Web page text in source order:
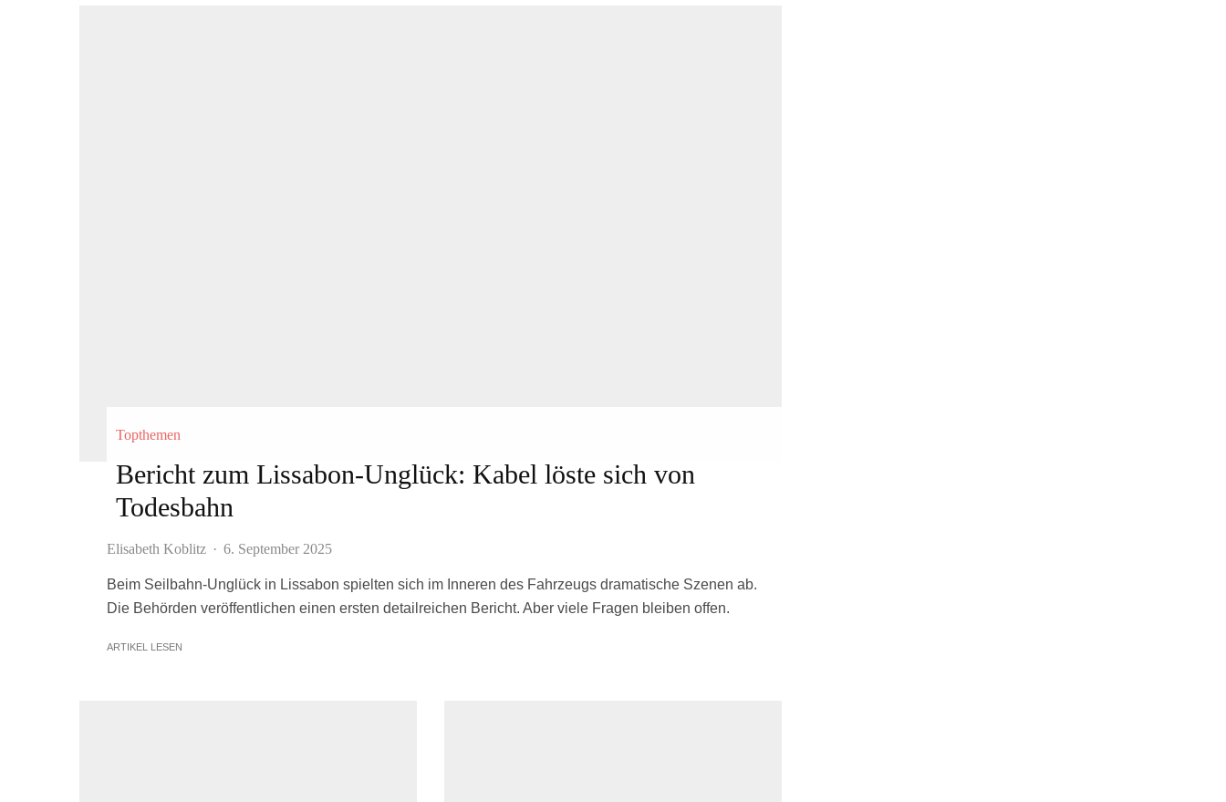
Topthemen
Bericht zum Lissabon-Unglück: Kabel löste sich von
Todesbahn
Elisabeth Koblitz · 6. September 2025
Beim Seilbahn-Unglück in Lissabon spielten sich im Inneren des Fahrzeugs dramatische Szenen ab.
Die Behörden veröffentlichen einen ersten detailreichen Bericht. Aber viele Fragen bleiben offen.
ARTIKEL LESEN